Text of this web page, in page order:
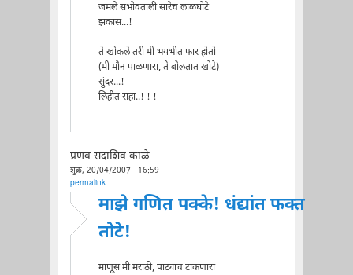
जमले सभोवताली सारेच लाळघोटे
झकास...!
ते खोकले तरी मी भयभीत फार होतो
(मी मौन पाळणारा, ते बोलतात खोटे)
सुंदर...!
लिहीत राहा..! ! !
प्रणव सदाशिव काळे
शुक्र, 20/04/2007 - 16:59
permalink
माझे गणित पक्के! धंद्यांत फक्त
तोटे!
माणूस मी मराठी, पाट्याच टाकणारा